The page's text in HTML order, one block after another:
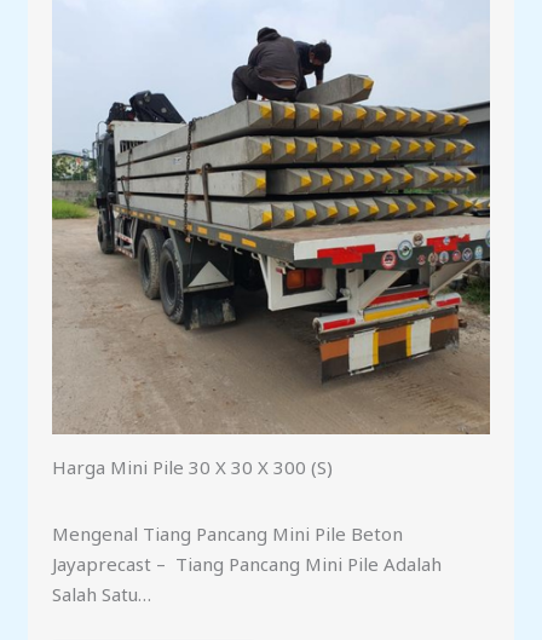
Harga Mini Pile 30 X 30 X 300 (S)
Mengenal Tiang Pancang Mini Pile Beton
Jayaprecast – Tiang Pancang Mini Pile Adalah
Salah Satu…